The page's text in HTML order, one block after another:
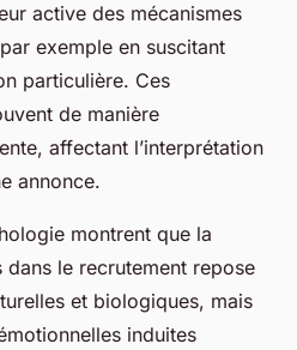
active des mécanismes
exemple en suscitant
particulière. Ces
de manière
affectant l’interprétation
annonce.
montrent que la
le recrutement repose
et biologiques, mais
induites